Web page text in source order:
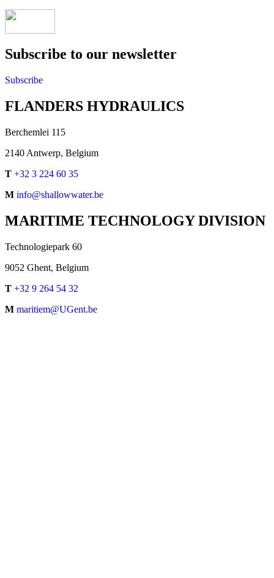
Subscribe to our newsletter
Subscribe
FLANDERS HYDRAULICS
Berchemlei 115
2140 Antwerp, Belgium
T +32 3 224 60 35
M info@shallowwater.be
MARITIME TECHNOLOGY DIVISION
Technologiepark 60
9052 Ghent, Belgium
T +32 9 264 54 32
M maritiem@UGent.be